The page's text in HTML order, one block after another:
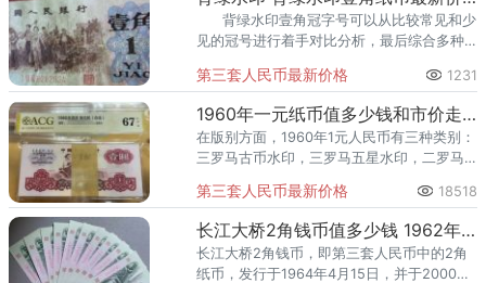
背绿水印壹角冠字号可以从比较常见和少
见的冠号进行着手对比分析，最后综合多种
最后可以预估评判一下对应的
第三套人民币最新价格 1231
1960年一元纸币值多少钱和市价走势
在版别方面，1960年1元人民币有三种类别：
三罗马古币水印，三罗马五星水印，二罗马
中古币水印的1960年1元价格最高。目前市场
行情之下，古币水印1960年一元纸币的市场
价格为200-300元/张，而五星水印市场价格
为全新40元/张。
第三套人民币最新价格 18518
长江大桥2角钱币值多少钱 1962年二角最新价格
长江大桥2角钱币，即第三套人民币中的2角
纸币，发行于1964年4月15日，并于2000年